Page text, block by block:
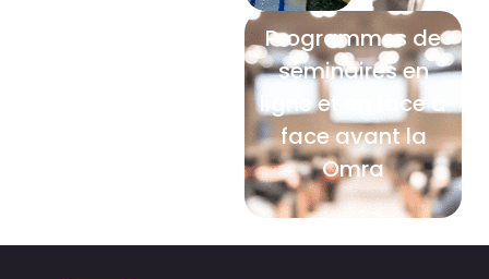
Programmes de
séminaires en
ligne et en face à
face avant la
Omra